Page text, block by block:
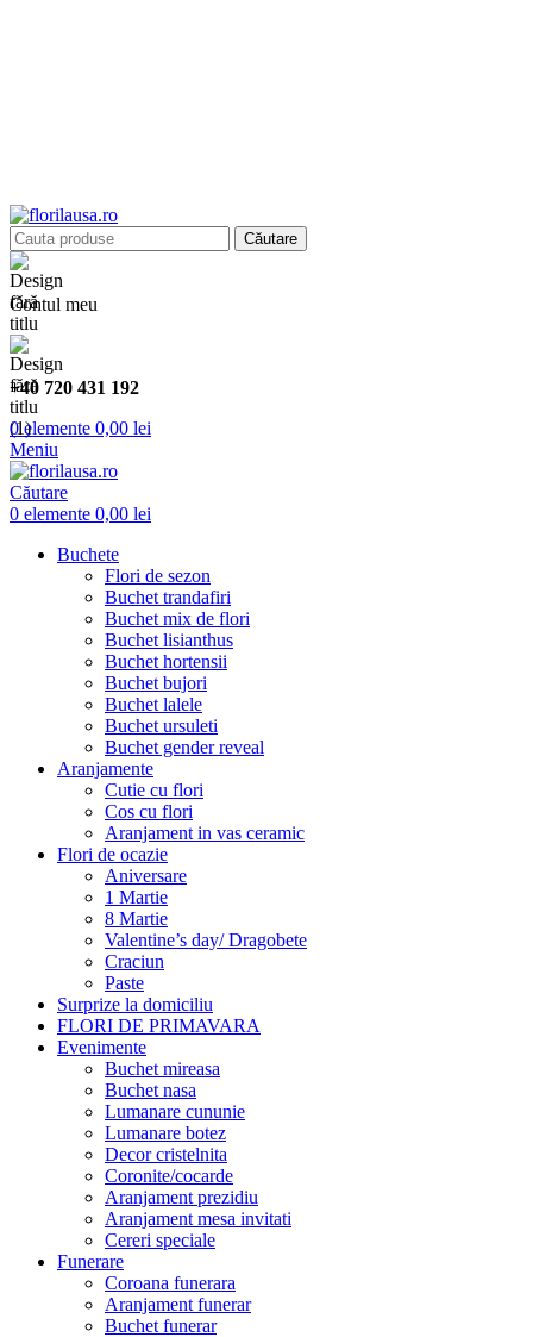
Căutare
Contul meu
+40 720 431 192
0elemente 0,00 lei
Meniu
Căutare
0 elemente 0,00 lei
Buchete
Flori de sezon
Buchet trandafiri
Buchet mix de flori
Buchet lisianthus
Buchet hortensii
Buchet bujori
Buchet lalele
Buchet ursuleti
Buchet gender reveal
Aranjamente
Cutie cu flori
Cos cu flori
Aranjament in vas ceramic
Flori de ocazie
Aniversare
1 Martie
8 Martie
Valentine’s day/ Dragobete
Craciun
Paste
Surprize la domiciliu
FLORI DE PRIMAVARA
Evenimente
Buchet mireasa
Buchet nasa
Lumanare cununie
Lumanare botez
Decor cristelnita
Coronite/cocarde
Aranjament prezidiu
Aranjament mesa invitati
Cereri speciale
Funerare
Coroana funerara
Aranjament funerar
Buchet funerar